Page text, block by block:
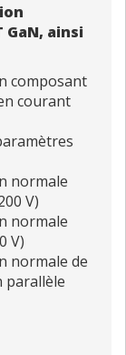
GaN, ainsi
composant
courant
normale
V)
normale
V)
normale de
parallèle